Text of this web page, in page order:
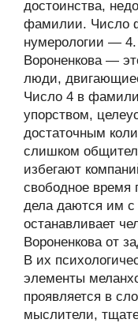
достоинства,
фамилии. Число
нумерологии —
Вороненкова —
люди,
Число 4 в
упорством,
достаточным
слишком
избегают
свободное время
дела даются им с
останавливает
Вороненкова от
В их
элементы
проявляется в
мыслители,